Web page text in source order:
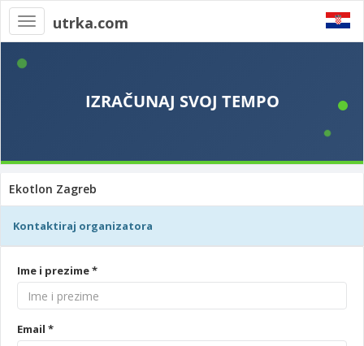
Toggle
navigation
utrka.com
Ekotlon Zagreb
Kontaktiraj organizatora
Ime i prezime *
Email *